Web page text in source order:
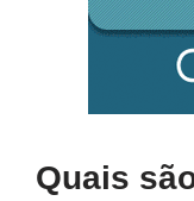
Quais